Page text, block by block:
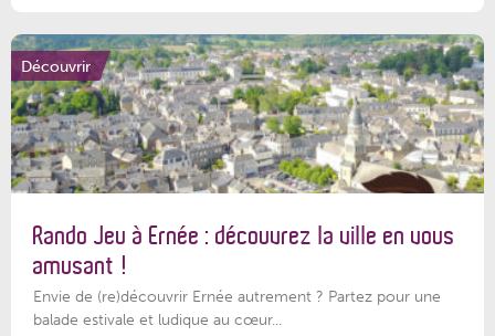
Découvrir
Rando Jeu à Ernée : découvrez la ville en vous
amusant !
Envie de (re)découvrir Ernée autrement ? Partez pour une
balade estivale et ludique au cœur...